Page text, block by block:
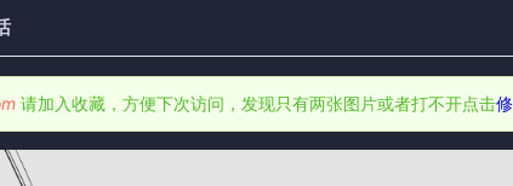
请加入收藏，方便下次访问，发现只有两张图片或者打不开点击